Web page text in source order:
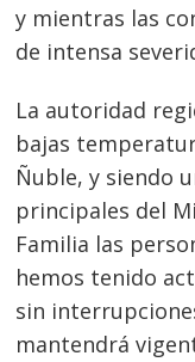
y mientras las
de intensa
La autoridad
bajas
Ñuble, y siendo
principales del
Familia las
hemos tenido
sin
mantendrá